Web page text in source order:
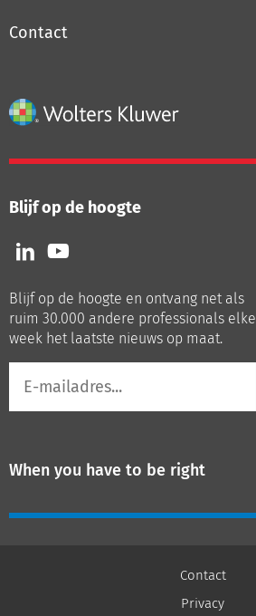
Contact
Blijf op de hoogte
Volg
ons
LinkedIn
Volg
ons
Youtube
Blijf op de hoogte en ontvang net als
ruim 30.000 andere professionals elke
week het laatste nieuws op maat.
mailadres
When you have to be right
Contact
Privacy